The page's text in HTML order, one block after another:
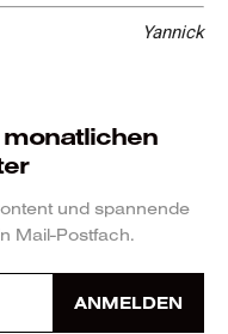
Yannick
und spannende
Mail-Postfach.
ANMELDEN